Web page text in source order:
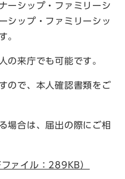
ーシップ・ファミリーシ
シップ・ファミリーシッ
。
の来庁でも可能です。
ので、本人確認書類をご
場合は、届出の際にご相
ァイル：289KB）